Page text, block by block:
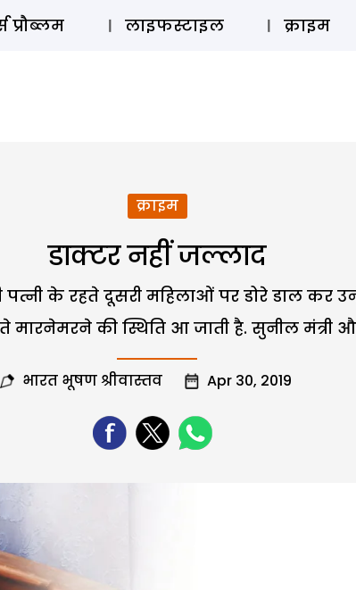
ऑडियो
प्रौब्लम लाइफस्टाइल क्राइम
क्राइम
डाक्टर नहीं जल्लाद
पत्नी के रहते दूसरी महिलाओं पर डोरे डाल
की स्थिति आ जाती है. सुनील मंत्री
भारत भूषण श्रीवास्तव Apr 30, 2019